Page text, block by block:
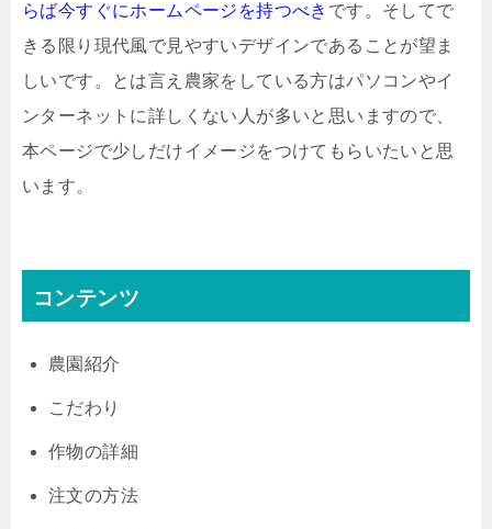
らば今すぐにホームページを持つべき です。そしてで
きる限り現代風で見やすいデザインであることが望ま
しいです。とは言え農家をしている方はパソコンやイ
ンターネットに詳しくない人が多いと思いますので、
本ページで少しだけイメージをつけてもらいたいと思
います。
コンテンツ
農園紹介
こだわり
作物の詳細
注文の方法